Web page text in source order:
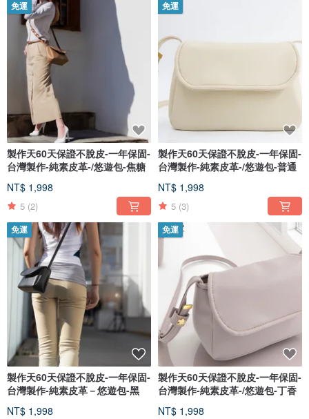
免運
製作天60天保證不脫皮-一年保固-
台灣製作-純素皮革-/悠遊包-焦糖
NT$ 1,998
5 (2)
免運
製作天60天保證不脫皮-一年保固-
台灣製作-純素皮革-/悠遊包-普通
NT$ 1,998
5 (3)
免運
製作天60天保證不脫皮-一年保固-
台灣製作-純素皮革－悠遊包-黑
NT$ 1,998
免運
製作天60天保證不脫皮-一年保固-
台灣製作-純素皮革-/悠遊包-丁香
NT$ 1,998